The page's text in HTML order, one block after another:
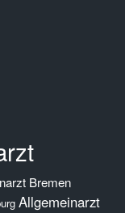
Bremen
Allgemeinarzt